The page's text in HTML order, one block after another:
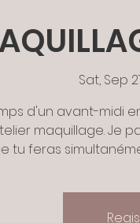
Sat, Sep
d'un avant-midi
maquillage. Je
tu feras